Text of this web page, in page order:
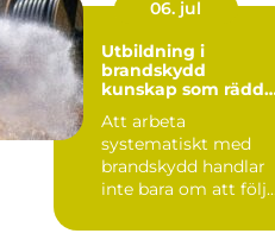
06. jul
Utbildning i
brandskydd
kunskap som
Att arbeta
systematiskt med
brandskydd handlar
inte bara om att följa
handlar ...